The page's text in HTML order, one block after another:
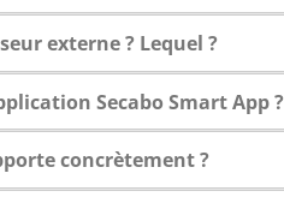
externe ? Lequel ?
Secabo Smart App ?
concrètement ?